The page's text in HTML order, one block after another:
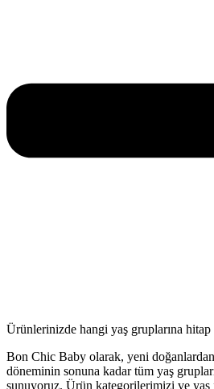
Ürünlerinizde hangi yaş gruplarına
Bon Chic Baby olarak, yeni
döneminin sonuna kadar tüm yaş
sunuyoruz. Ürün kategorilerimizi ve